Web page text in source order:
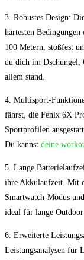
3. Robustes Design:
härtesten
100⁤ Metern,⁣ stoßfest
du⁤ dich im Dschungel,
allem stand.
4. ‍Multisport-
fährst, die ⁣Fenix 6X
Sportprofilen
Du kannst deine‌
5. Lange‍
ihre ‍Akkulaufzeit. ⁢Mit
Smartwatch-Modus
ideal für lange
6. ⁣Erweiterte‍
Leistungsanalysen für